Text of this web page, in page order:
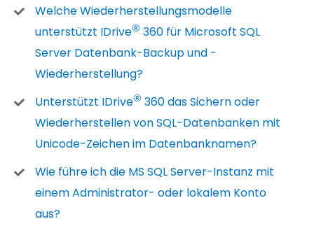
Welche Wiederherstellungsmodelle
unterstützt IDrive® 360 für Microsoft SQL
Server Datenbank-Backup und -
Wiederherstellung?
Unterstützt IDrive® 360 das Sichern oder
Wiederherstellen von SQL-Datenbanken mit
Unicode-Zeichen im Datenbanknamen?
Wie führe ich die MS SQL Server-Instanz mit
einem Administrator- oder lokalem Konto
aus?